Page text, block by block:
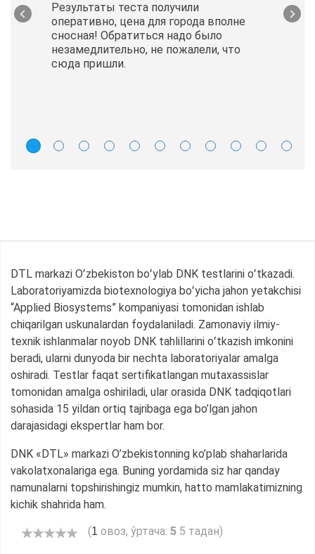
Результаты теста получили
оперативно, цена для города вполне
сносная! Обратиться надо было
незамедлительно, не пожалели, что
сюда пришли.
DTL markazi Oʻzbekiston boʻylab DNK testlarini oʻtkazadi.
Laboratoriyamizda biotexnologiya boʻyicha jahon yetakchisi
“Applied Biosystems” kompaniyasi tomonidan ishlab
chiqarilgan uskunalardan foydalaniladi. Zamonaviy ilmiy-
texnik ishlanmalar noyob DNK tahlillarini oʻtkazish imkonini
beradi, ularni dunyoda bir nechta laboratoriyalar amalga
oshiradi. Testlar faqat sertifikatlangan mutaxassislar
tomonidan amalga oshiriladi, ular orasida DNK tadqiqotlari
sohasida 15 yildan ortiq tajribaga ega bo’lgan jahon
darajasidagi ekspertlar ham bor.
DNK «DTL» markazi O’zbekistonning ko’plab shaharlarida
vakolatxonalariga ega. Buning yordamida siz har qanday
namunalarni topshirishingiz mumkin, hatto mamlakatimizning
kichik shahrida ham.
(1 овоз, ўртача: 5 5 тадан)